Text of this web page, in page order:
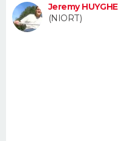
Bricolage
Lifestyle
Culture
Sport
Auto
Television
Voyage
Cinema
Jeremy HUYGHE
(NIORT)